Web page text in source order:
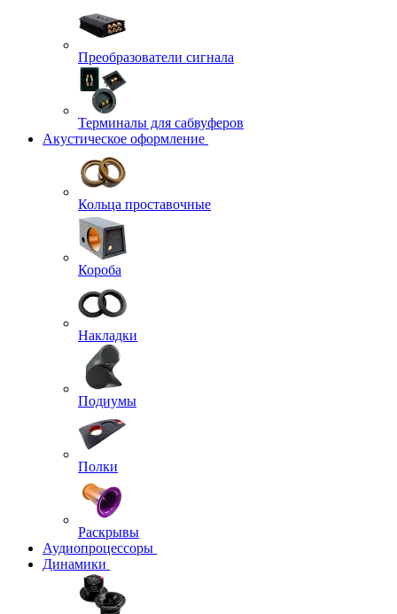
Преобразователи сигнала
Терминалы для сабвуферов
Акустическое оформление
Кольца проставочные
Короба
Накладки
Подиумы
Полки
Раскрывы
Аудиопроцессоры
Динамики